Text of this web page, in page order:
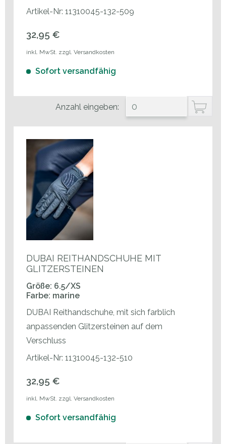
Artikel-Nr: 11310045-132-509
32,95 €
inkl. MwSt. zzgl. Versandkosten
Sofort versandfähig
Anzahl eingeben:
DUBAI REITHANDSCHUHE MIT
GLITZERSTEINEN
Größe: 6.5/XS
Farbe: marine
DUBAI Reithandschuhe, mit sich farblich
anpassenden Glitzersteinen auf dem
Verschluss
Artikel-Nr: 11310045-132-510
32,95 €
inkl. MwSt. zzgl. Versandkosten
Sofort versandfähig